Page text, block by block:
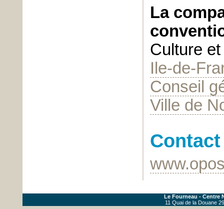
La
Culture
Ile-de-
Conseil
Ville de
Contact
Le Fourneau - Centre
11 Quai de la Douane